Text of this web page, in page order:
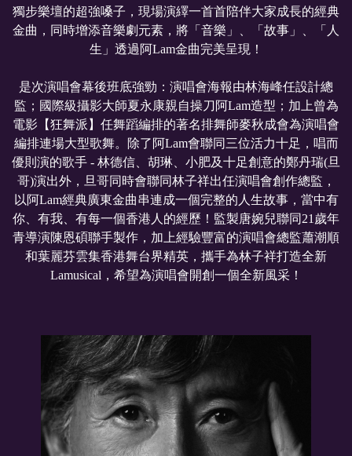
獨步樂壇的超強嗓子，現場演繹一首首陪伴大家成長的經典
金曲，同時增添音樂劇元素，將「音樂」、「故事」、「人
生」透過阿Lam金曲完美呈現！
是次演唱會幕後班底強勁：演唱會海報由林海峰任設計總
監；國際級攝影大師夏永康親自操刀阿Lam造型；加上曾為
電影【狂舞派】任舞蹈編排的著名排舞師麥秋成會為演唱會
編排連場大型歌舞。除了阿Lam會聯同三位活力十足，唱而
優則演的歌手 - 林德信、胡琳、小肥及十足創意的鄭丹瑞(旦
哥)演出外，旦哥同時會聯同林子祥出任演唱會創作總監，
以阿Lam經典廣東金曲串連成一個完整的人生故事，當中有
你、有我、有每一個香港人的經歷！監製唐婉兒聯同21歲年
青導演陳恩碩聯手製作，加上經驗豐富的演唱會總監蕭潮順
和葉麗芬雲集香港舞台界精英，攜手為林子祥打造全新
Lamusical，希望為演唱會開創一個全新風采！